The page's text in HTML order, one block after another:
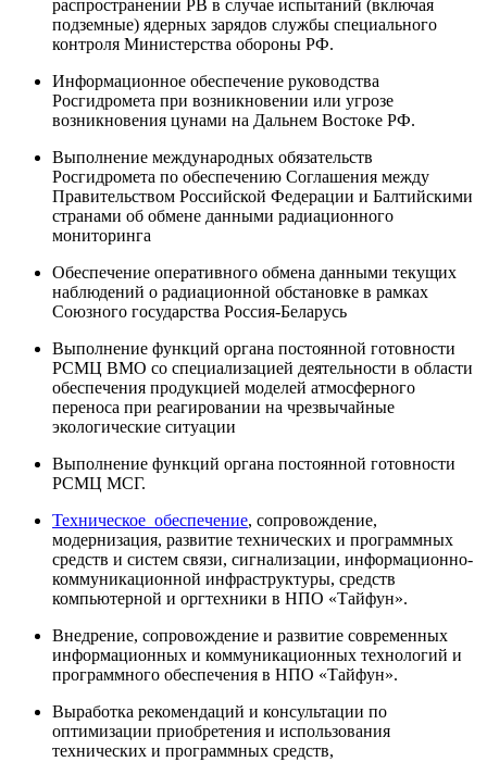
распространении РВ в случае испытаний (включая
подземные) ядерных зарядов службы специального
контроля Министерства обороны РФ.
Информационное обеспечение руководства
Росгидромета при возникновении или угрозе
возникновения цунами на Дальнем Востоке РФ.
Выполнение международных обязательств
Росгидромета по обеспечению Соглашения между
Правительством Российской Федерации и Балтийскими
странами об обмене данными радиационного
мониторинга
Обеспечение оперативного обмена данными текущих
наблюдений о радиационной обстановке в рамках
Союзного государства Россия-Беларусь
Выполнение функций органа постоянной готовности
РСМЦ ВМО со специализацией деятельности в области
обеспечения продукцией моделей атмосферного
переноса при реагировании на чрезвычайные
экологические ситуации
Выполнение функций органа постоянной готовности
РСМЦ МСГ.
Техническое обеспечение, сопровождение,
модернизация, развитие технических и программных
средств и систем связи, сигнализации, информационно-
коммуникационной инфраструктуры, средств
компьютерной и оргтехники в НПО «Тайфун».
Внедрение, сопровождение и развитие современных
информационных и коммуникационных технологий и
программного обеспечения в НПО «Тайфун».
Выработка рекомендаций и консультации по
оптимизации приобретения и использования
технических и программных средств,